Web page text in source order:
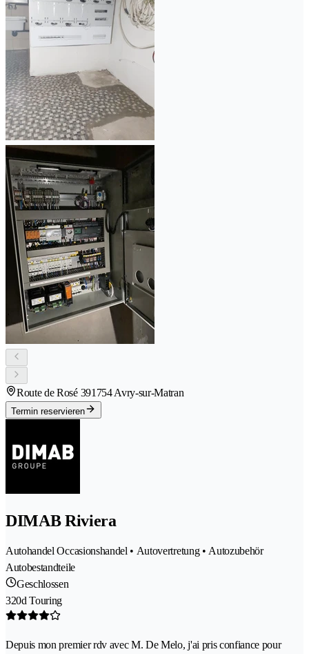
Route de Rosé 391754 Avry-sur-Matran
Termin reservieren
DIMAB Riviera
Autohandel Occasionshandel • Autovertretung • Autozubehör
Autobestandteile
Geschlossen
320d Touring
Depuis mon premier rdv avec M. De Melo, j'ai pris confiance pour